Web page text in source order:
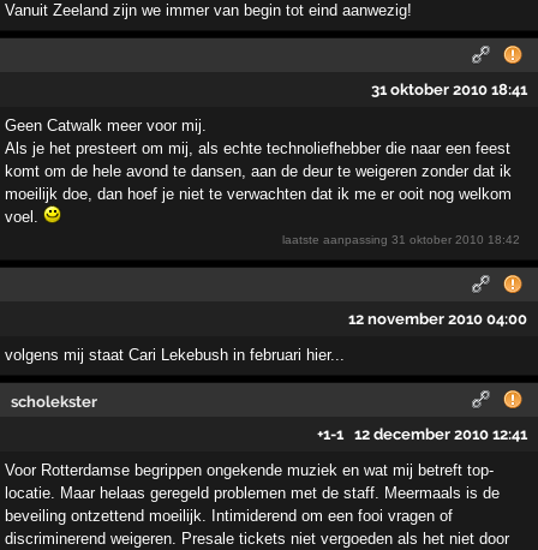
Vanuit Zeeland zijn we immer van begin tot eind aanwezig!
31 oktober 2010 18:41
Geen Catwalk meer voor mij.
Als je het presteert om mij, als echte technoliefhebber die naar een feest
komt om de hele avond te dansen, aan de deur te weigeren zonder dat ik
moeilijk doe, dan hoef je niet te verwachten dat ik me er ooit nog welkom
voel.
laatste aanpassing31 oktober 2010 18:42
12 november 2010 04:00
volgens mij staat Cari Lekebush in februari hier...
scholekster
+1-1 12 december 2010 12:41
Voor Rotterdamse begrippen ongekende muziek en wat mij betreft top-
locatie. Maar helaas geregeld problemen met de staff. Meermaals is de
beveiling ontzettend moeilijk. Intimiderend om een fooi vragen of
discriminerend weigeren. Presale tickets niet vergoeden als het niet door